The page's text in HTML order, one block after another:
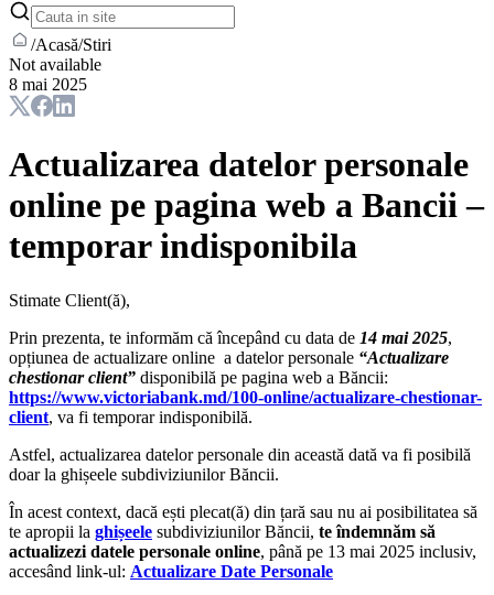
/Acasă/Stiri
Not available
8 mai 2025
Actualizarea datelor personale
online pe pagina web a Bancii –
temporar indisponibila
Stimate Client(ă),
Prin prezenta, te informăm că începând cu data de 14 mai 2025,
opțiunea de actualizare online a datelor personale “Actualizare
chestionar client” disponibilă pe pagina web a Băncii:
https://www.victoriabank.md/100-online/actualizare-chestionar-
client, va fi temporar indisponibilă.
Astfel, actualizarea datelor personale din această dată va fi posibilă
doar la ghișeele subdiviziunilor Băncii.
În acest context, dacă ești plecat(ă) din țară sau nu ai posibilitatea să
te apropii la ghișeele subdiviziunilor Băncii, te îndemnăm să
actualizezi datele personale online, până pe 13 mai 2025 inclusiv,
accesând link-ul: Actualizare Date Personale